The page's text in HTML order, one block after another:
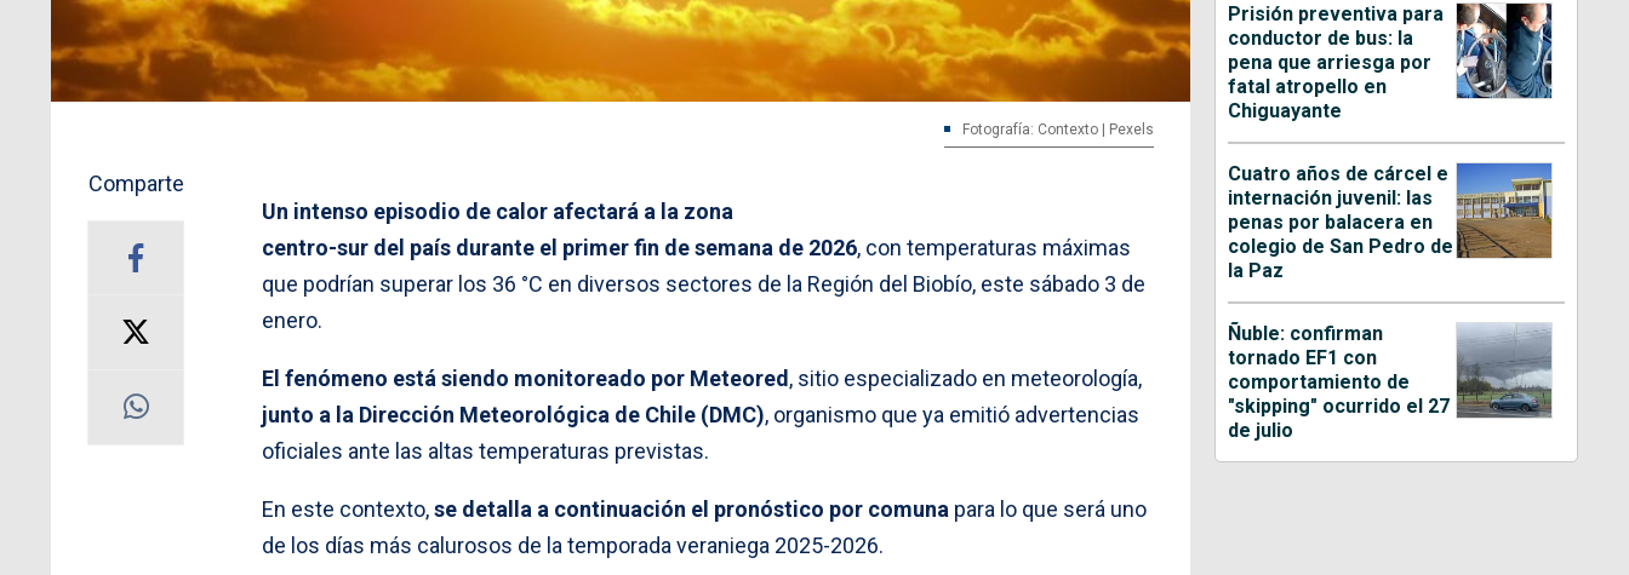
Fotografía: Contexto | Pexels
Comparte
Un intenso episodio de calor afectará a la zona
centro-sur del país durante el primer fin de semana de 2026, con temperaturas máximas
que podrían superar los 36 °C en diversos sectores de la Región del Biobío, este sábado 3 de
enero.
El fenómeno está siendo monitoreado por Meteored , sitio especializado en meteorología,
junto a la Dirección Meteorológica de Chile (DMC), organismo que ya emitió advertencias
oficiales ante las altas temperaturas previstas.
En este contexto,se detalla a continuación el pronóstico por comuna para lo que será uno
de los días más calurosos de la temporada veraniega 2025-2026.
Prisión preventiva para
conductor de bus: la
pena que arriesga por
fatal atropello en
Chiguayante
Cuatro años de cárcel e
internación juvenil: las
penas por balacera en
colegio de San Pedro de
la Paz
Ñuble: confirman
tornado EF1 con
comportamiento de
"skipping" ocurrido el 27
de julio